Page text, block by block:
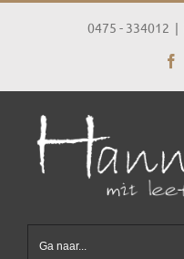
Ga
0475 - 334012 |
Ga naar...